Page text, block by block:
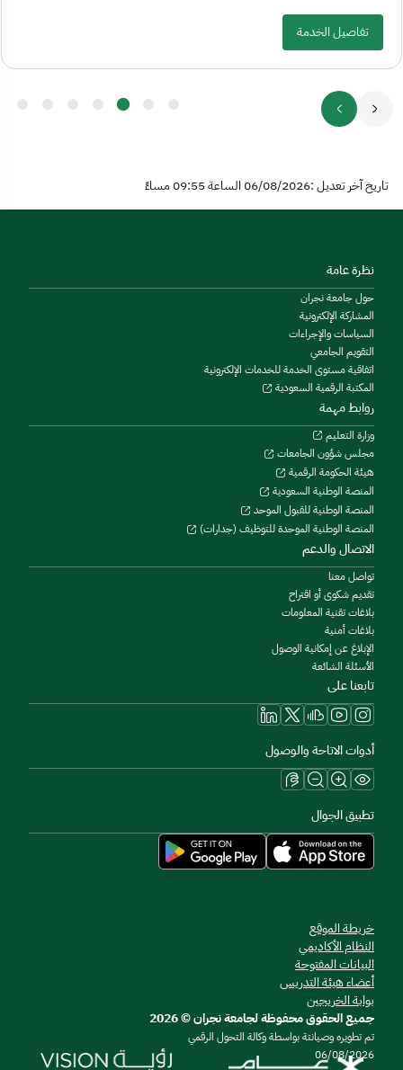
تفاصيل الخدمة
تاريخ آخر تعديل :06/08/2026 الساعة 09:55 مساءً
نظرة عامة
حول جامعة نجران
المشاركة الإلكترونية
السياسات والإجراءات
التقويم الجامعي
اتفاقية مستوى الخدمة للخدمات الإلكترونية
المكتبة الرقمية السعودية
روابط مهمة
وزارة التعليم
مجلس شؤون الجامعات
هيئة الحكومة الرقمية
المنصة الوطنية السعودية
المنصة الوطنية للقبول الموحد
المنصة الوطنية الموحدة للتوظيف (جدارات)
الاتصال والدعم
تواصل معنا
تقديم شكوى أو اقتراح
بلاغات تقنية المعلومات
بلاغات أمنية
الإبلاغ عن إمكانية الوصول
الأسئلة الشائعة
تابعنا على
أدوات الاتاحة والوصول
تطبيق الجوال
خريطة الموقع
النظام الأكاديمي
البيانات المفتوحة
أعضاء هيئة التدريس
بوابة الخريجين
جميع الحقوق محفوظة لجامعة نجران © 2026
تم تطويره وصيانتة بواسطة وكالة التحول الرقمي
06/08/2026